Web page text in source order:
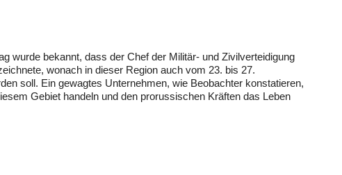
wurde bekannt, dass der Chef der Militär- und Zivilverteidigung
wonach in dieser Region auch vom 23. bis 27.
soll. Ein gewagtes Unternehmen, wie Beobachter konstatieren,
Gebiet handeln und den prorussischen Kräften das Leben